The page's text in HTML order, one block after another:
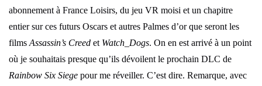
abonnement à France Loisirs, du jeu VR moisi et un chapitre
entier sur ces futurs Oscars et autres Palmes d’or que seront les
films Assassin’s Creed et Watch_Dogs. On en est arrivé à un point
où je souhaitais presque qu’ils dévoilent le prochain DLC de
Rainbow Six Siege pour me réveiller. C’est dire. Remarque, avec